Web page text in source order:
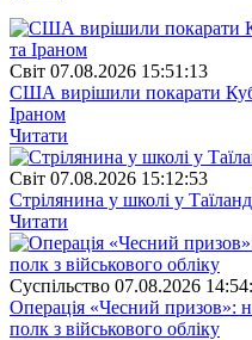
Свiт 07.08.2026 15:51:13
США вирішили покарати
Іраном
Читати
Свiт 07.08.2026 15:12:53
Стрілянина у школі у
Читати
Суспiльство 07.08.2026
Операція «Чесний призов»:
полк з військового обліку